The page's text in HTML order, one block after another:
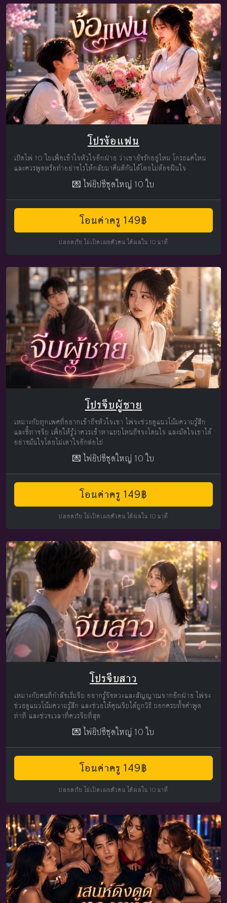
โปรง้อแฟน
เปิดไพ่ 10 ใบเพื่อเข้าใจหัวใจอีกฝ่าย ว่าเขายังรักอยู่ไหม โกรธแค่ไหน
และควรพูดหรือทำอย่างไรให้กลับมาคืนดีกันได้โดยไม่ต้องฝืนใจ
💌 ไพ่ยิปซีชุดใหญ่ 10 ใบ
โอนค่าครู 149฿
ปลอดภัย ไม่เปิดเผยตัวตน ได้ผลใน 10 นาที
โปรจีบผู้ชาย
เหมาะกับทุกเพศที่อยากเข้าถึงหัวใจเขา ไพ่จะช่วยดูแนวโน้มความรู้สึก
และชี้ทางจีบ เพื่อให้รู้ว่าควรเข้าหาแบบไหนถึงจะโดนใจ และมัดใจเขาได้
อย่างมั่นใจโดยไม่เดาใจอีกต่อไป
💌 ไพ่ยิปซีชุดใหญ่ 10 ใบ
โอนค่าครู 149฿
ปลอดภัย ไม่เปิดเผยตัวตน ได้ผลใน 10 นาที
โปรจีบสาว
เหมาะกับคนที่กำลังเริ่มจีบ อยากรู้จังหวะและสัญญาณจากอีกฝ่าย ไพ่จะ
ช่วยดูแนวโน้มความรู้สึก และช่วยให้คุณจีบได้ถูกวิธี บอกครบทั้งคำพูด
ท่าที และช่วงเวลาที่ควรจีบที่สุด
💌 ไพ่ยิปซีชุดใหญ่ 10 ใบ
โอนค่าครู 149฿
ปลอดภัย ไม่เปิดเผยตัวตน ได้ผลใน 10 นาที